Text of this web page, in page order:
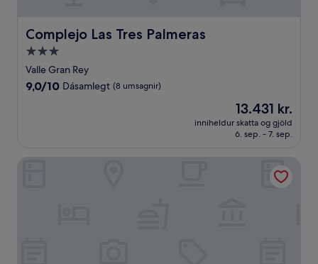
Complejo Las Tres Palmeras
Complejo Las Tres Palmeras
3.0
stjörnu
gististaður
Valle Gran Rey
9.0
9,0/10 Dásamlegt (8 umsagnir)
Verðið
er
13.431 kr.
13.431 kr.
inniheldur skatta og gjöld
6. sep. - 7. sep.